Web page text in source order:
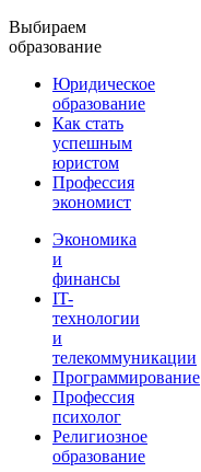
Выбираем
образование
Юридическое
образование
Как стать
успешным
юристом
Профессия
экономист
Экономика
и
финансы
IT-
технологии
и
телекоммуникации
Программирование
Профессия
психолог
Религиозное
образование